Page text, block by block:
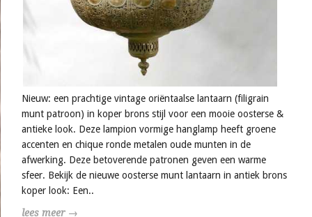
Nieuw: een prachtige vintage oriëntaalse lantaarn (filigrain
munt patroon) in koper brons stijl voor een mooie oosterse &
antieke look. Deze lampion vormige hanglamp heeft groene
accenten en chique ronde metalen oude munten in de
afwerking. Deze betoverende patronen geven een warme
sfeer. Bekijk de nieuwe oosterse munt lantaarn in antiek brons
koper look: Een..
lees meer →